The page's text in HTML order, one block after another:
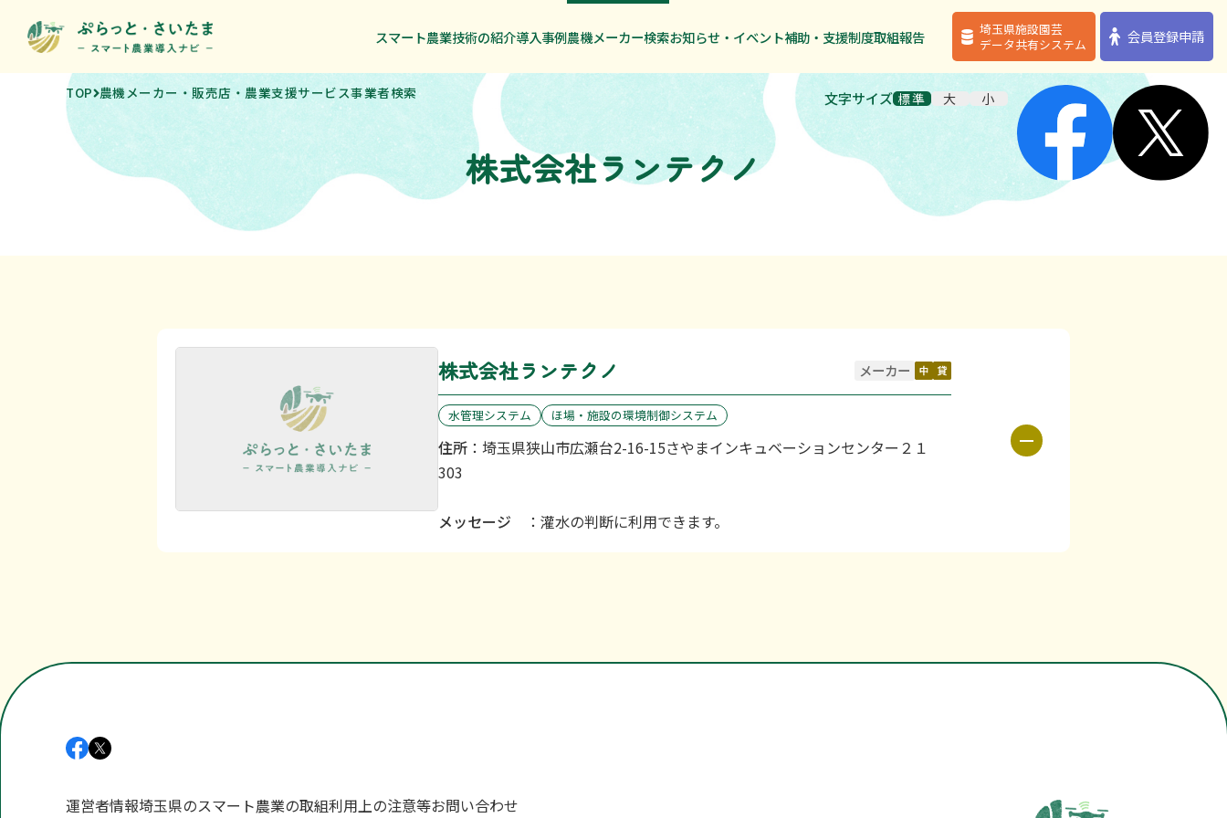
スマート農業技術の紹介導入事例農機メーカー検索お知らせ・イベント補助・支援制度取組報告
埼玉県施設園芸
データ共有システム
会員登録申請
TOP 農機メーカー・販売店・農業支援サービス事業者検索 文字サイズ 標準 大 小
スマート農業技術の紹介導入事例農機メーカー検索お知らせ・イベント補助・支援制度取組報告
埼玉県施設園芸
データ共有システム
会員登録申請
株式会社ランテクノ
株式会社ランテクノ メーカー
水管理システム ほ場・施設の環境制御システム
住所 ：埼玉県狭山市広瀬台2-16-15さやまインキュベーションセンター２１
303
メッセージ ：灌水の判断に利用できます。
植物の生育状況を判断するのは、環境デ－タとして、日射、温度,湿度、ＣＯ２、土壌水
特徴として、植物体内の水分変化をモニタリングします。
運営者情報埼玉県のスマート農業の取組利用上の注意等お問い合わせ